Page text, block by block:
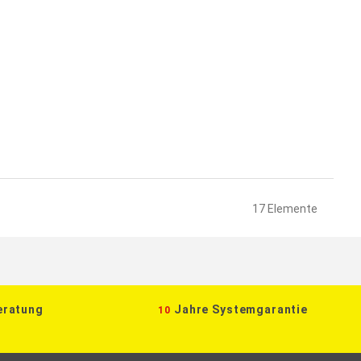
17 Elemente
10 Jahre Systemgarantie